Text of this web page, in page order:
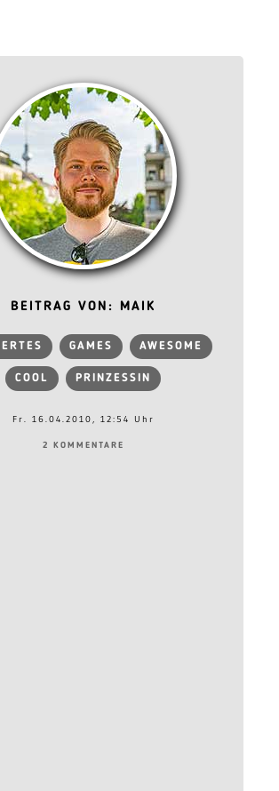
BEITRAG VON: MAIK
GAMES AWESOME
COOL PRINZESSIN
Fr. 16.04.2010, 12:54 Uhr
2 KOMMENTARE